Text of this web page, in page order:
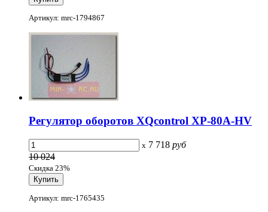
Артикул: mrc-1794867
Регулятор оборотов XQcontrol XP-80A-HV
x 7 718 руб
10 024
Скидка 23%
Артикул: mrc-1765435